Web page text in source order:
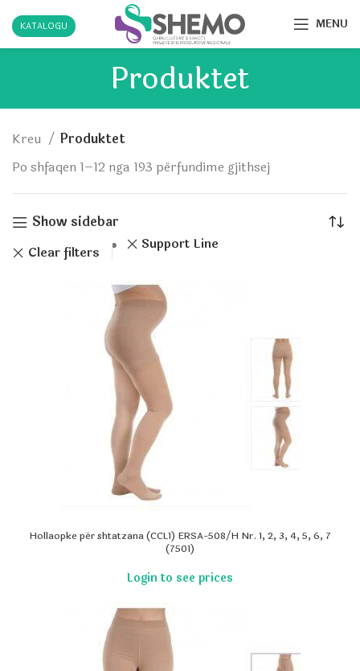
KATALOGU MENU
Produktet
Kreu
Produktet
Po shfaqen 1–12 nga 193 përfundime gjithsej
Show sidebar
Clear filters Support Line
Hollaopke për shtatzana (CCL1) ERSA-508/H Nr. 1, 2, 3, 4, 5, 6, 7
(7501)